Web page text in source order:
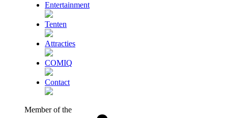
Entertainment
Tenten
Attracties
COMIQ
Contact
Member of the